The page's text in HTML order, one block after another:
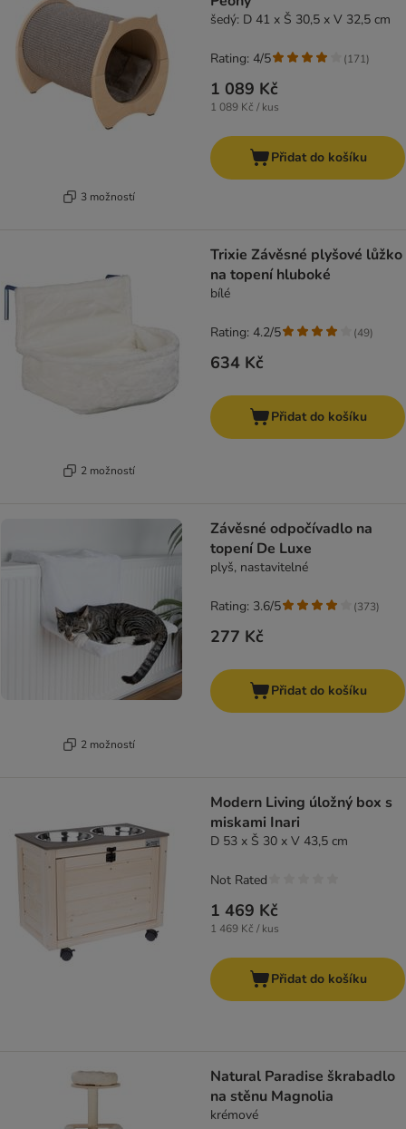
3 možností
šedý: D 41 x Š 30,5 x V 32,5 cm
1 089 Kč
1 089 Kč / kus
Rating: 4/5 (171)
Přidat do košíku
2 možností
Trixie Závěsné plyšové lůžko
na topení hluboké
bílé
634 Kč
Rating: 4.2/5 (49)
Přidat do košíku
2 možností
Závěsné odpočívadlo na
topení De Luxe
plyš, nastavitelné
277 Kč
Rating: 3.6/5 (373)
Přidat do košíku
Modern Living úložný box s
miskami Inari
D 53 x Š 30 x V 43,5 cm
1 469 Kč
1 469 Kč / kus
Not Rated
Přidat do košíku
Natural Paradise škrabadlo
na stěnu Magnolia
krémové